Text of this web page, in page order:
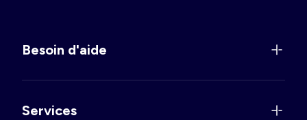
Besoin d'aide
Services